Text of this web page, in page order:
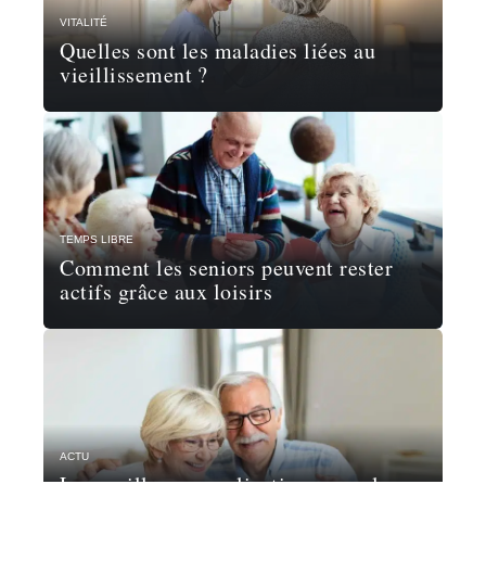
VITALITÉ
Quelles sont les maladies liées au
vieillissement ?
TEMPS LIBRE
Comment les seniors peuvent rester
actifs grâce aux loisirs
ACTU
Les meilleures applications pour les